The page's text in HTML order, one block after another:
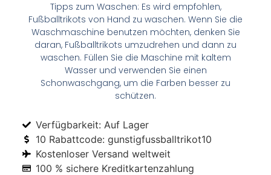
Tipps zum Waschen: Es wird empfohlen,
Fußballtrikots von Hand zu waschen. Wenn Sie die
Waschmaschine benutzen möchten, denken Sie
daran, Fußballtrikots umzudrehen und dann zu
waschen. Füllen Sie die Maschine mit kaltem
Wasser und verwenden Sie einen
Schonwaschgang, um die Farben besser zu
schützen.
Verfügbarkeit: Auf Lager
10 Rabattcode: gunstigfussballtrikot10
Kostenloser Versand weltweit
100 % sichere Kreditkartenzahlung